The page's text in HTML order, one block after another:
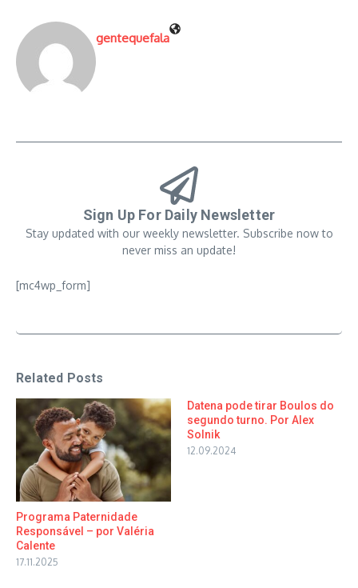
gentequefala
Sign Up For Daily Newsletter
Stay updated with our weekly newsletter. Subscribe now to
never miss an update!
[mc4wp_form]
Related Posts
Programa Paternidade
Responsável – por Valéria
Calente
17.11.2025
Datena pode tirar Boulos do
segundo turno. Por Alex
Solnik
12.09.2024